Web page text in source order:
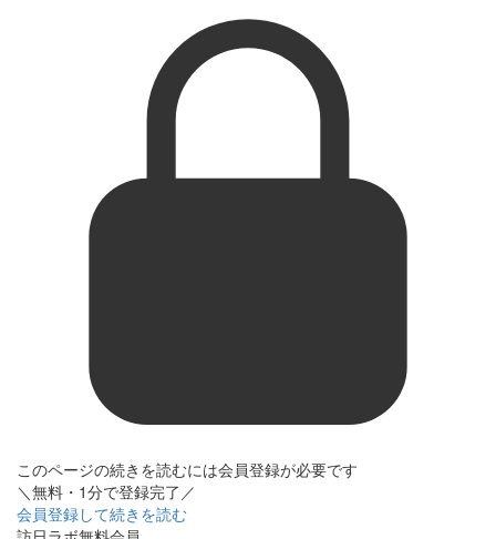
このページの続きを読むには会員登録が必要です
＼無料・1分で登録完了／
会員登録して続きを読む